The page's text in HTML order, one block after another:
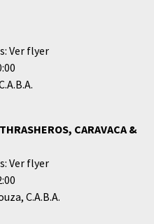
Ver flyer
CARAVACA &
Ver flyer
C.A.B.A.